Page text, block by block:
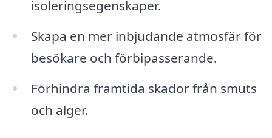
isoleringsegenskaper.
Skapa en mer inbjudande atmosfär för
besökare och förbipasserande.
Förhindra framtida skador från smuts
och alger.